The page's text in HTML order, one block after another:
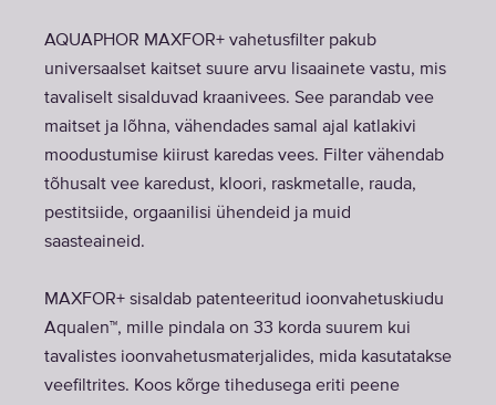
AQUAPHOR MAXFOR+ vahetusfilter pakub
universaalset kaitset suure arvu lisaainete vastu, mis
tavaliselt sisalduvad kraanivees. See parandab vee
maitset ja lõhna, vähendades samal ajal katlakivi
moodustumise kiirust karedas vees. Filter vähendab
tõhusalt vee karedust, kloori, raskmetalle, rauda,
pestitsiide, orgaanilisi ühendeid ja muid
saasteaineid.
MAXFOR+ sisaldab patenteeritud ioonvahetuskiudu
Aqualen™, mille pindala on 33 korda suurem kui
tavalistes ioonvahetusmaterjalides, mida kasutatakse
veefiltrites. Koos kõrge tihedusega eriti peene